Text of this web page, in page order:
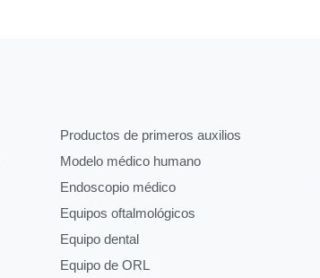
Productos de primeros auxilios
Modelo médico humano
Endoscopio médico
Equipos oftalmológicos
Equipo dental
Equipo de ORL